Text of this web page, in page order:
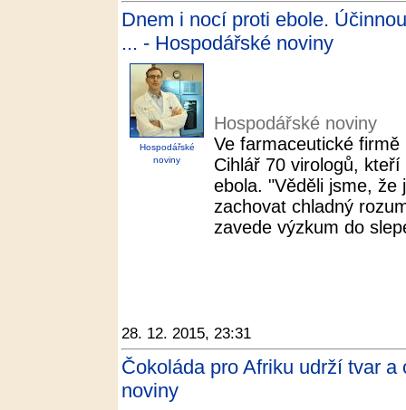
Dnem i nocí proti ebole.
... - Hospodářské noviny
Hospodářské
noviny
Hospodářské noviny
Ve farmaceutické
Cihlář 70 virologů,
ebola. "Věděli jsme, že
zachovat chladný
zavede výzkum do
28. 12. 2015, 23:31
Čokoláda pro Afriku udrží tvar
noviny